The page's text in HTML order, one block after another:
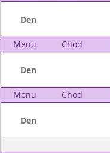
Den
Menu Chod
Den
Menu Chod
Den